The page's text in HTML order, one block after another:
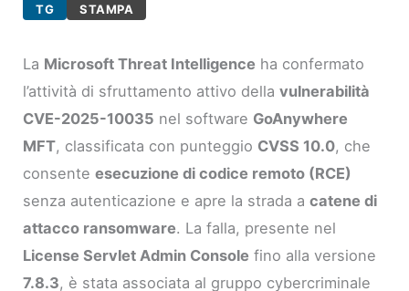
TG STAMPA
La Microsoft Threat Intelligence ha confermato
l’attività di sfruttamento attivo dellavulnerabilità
CVE-2025-10035 nel software GoAnywhere
MFT, classificata con punteggio CVSS 10.0, che
consenteesecuzione di codice remoto (RCE)
senza autenticazione e apre la strada acatene di
attacco ransomware. La falla, presente nel
License Servlet Admin Console fino alla versione
7.8.3, è stata associata al gruppo cybercriminale